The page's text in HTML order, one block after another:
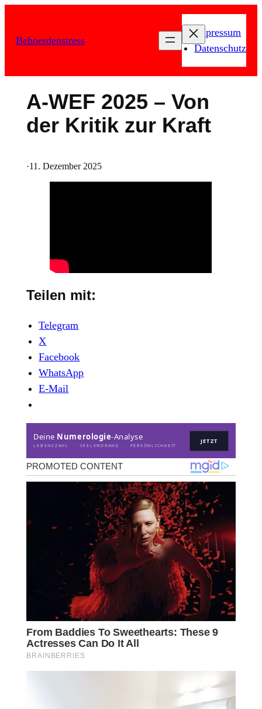
springen
Behoerdenstress
Impressum
Datenschutz
A-WEF 2025 – Von
der Kritik zur Kraft
·11. Dezember 2025
Teilen mit:
Telegram
X
Facebook
WhatsApp
E-Mail
Deine Numerologie-Analyse
LEBENSZAHL · SEELENDRANG · PERSÖNLICHKEIT
JETZT